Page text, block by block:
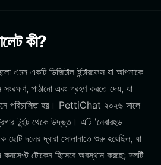
কী?
একটি ডিজিটাল ইন্টারফেস যা আপনাকে
পাঠানো এবং গ্রহণ করতে দেয়, যা
পরিচালিত হয়। PettiChat ২০২৬ সালে
টুইট থেকে উদ্ভূত। এটি 'নেবারহুড
ছোট দলের দ্বারা সোলানাতে শুরু হয়েছিল, যা
কনসেপ্ট টোকেন হিসেবে অবস্থান করছে; দলটি